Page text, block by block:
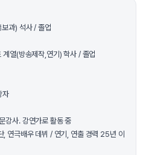
과) 석사 / 졸업
열(방송제작,연기) 학사 / 졸업
자
강사. 강연가로 활동 중
연극배우 데뷔 / 연기, 연출 경력 25년 이